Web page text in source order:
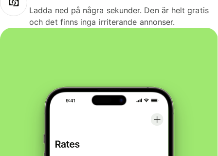
Ladda ned på några sekunder. Den är helt gratis
och det finns inga irriterande annonser.